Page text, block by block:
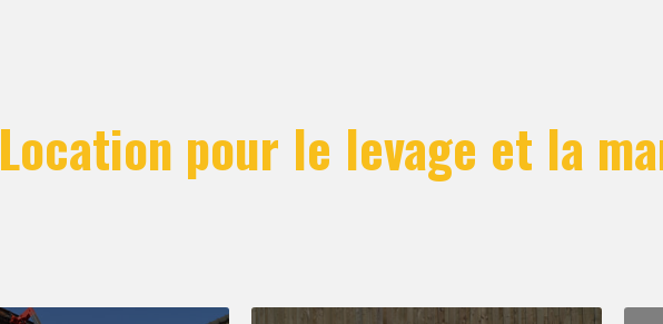
Location pour le levage et la